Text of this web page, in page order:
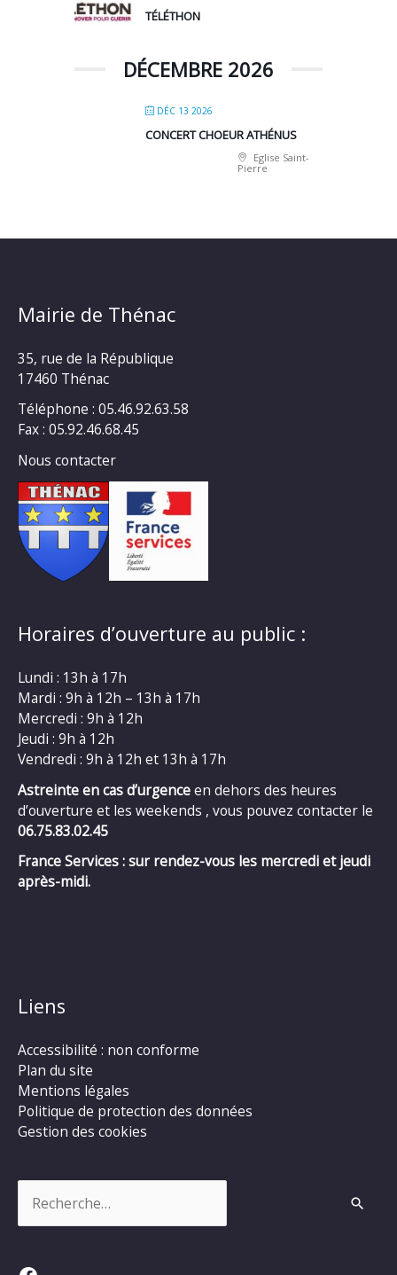
TÉLÉTHON
DÉCEMBRE 2026
DÉC 13 2026
CONCERT CHOEUR ATHÉNUS
Eglise Saint-
Pierre
Mairie de Thénac
35, rue de la République
17460 Thénac
Téléphone : 05.46.92.63.58
Fax : 05.92.46.68.45
Nous contacter
Horaires d’ouverture au public :
Lundi : 13h à 17h
Mardi : 9h à 12h – 13h à 17h
Mercredi : 9h à 12h
Jeudi : 9h à 12h
Vendredi : 9h à 12h et 13h à 17h
Astreinte en cas d’urgenceen dehors des heures
d’ouverture et les weekends , vous pouvez contacter le
06.75.83.02.45
France Services : sur rendez-vous les mercredi et jeudi
après-midi.
Liens
Accessibilité : non conforme
Plan du site
Mentions légales
Politique de protection des données
Gestion des cookies